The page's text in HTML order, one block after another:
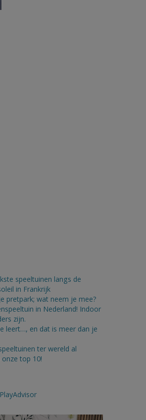
speeltuinen langs de
in Frankrijk
pretpark; wat neem je mee?
in Nederland! Indoor
zijn.
leert…, en dat is meer dan je
ter wereld al
top 10!